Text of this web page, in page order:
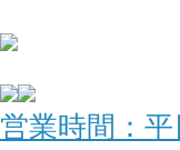
営業時間：平